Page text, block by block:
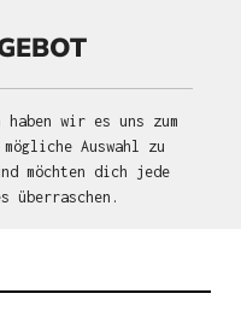
haben wir es uns zum
Auswahl zu
möchten dich jede
überraschen.